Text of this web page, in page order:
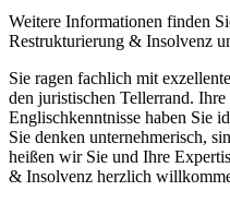
Weitere Informationen finden
Restrukturierung & Insolvenz
Sie ragen fachlich mit
den juristischen Tellerrand.
Englischkenntnisse haben Sie
Sie denken unternehmerisch,
heißen wir Sie und Ihre
& Insolvenz herzlich